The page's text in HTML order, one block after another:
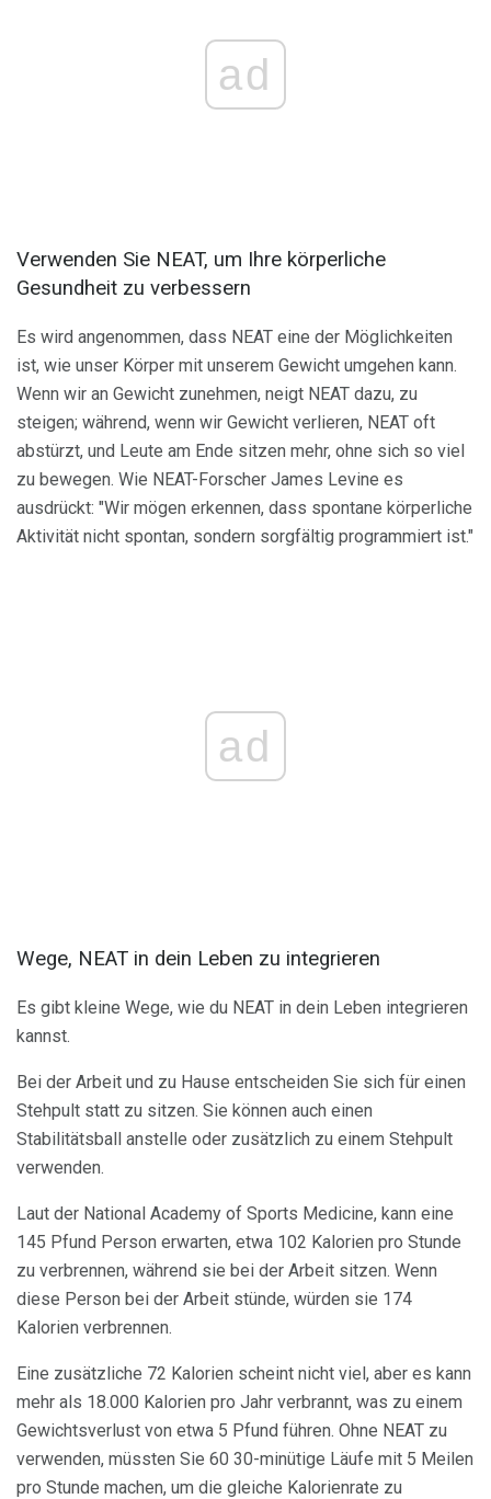
ad
Verwenden Sie NEAT, um Ihre körperliche
Gesundheit zu verbessern
Es wird angenommen, dass NEAT eine der Möglichkeiten
ist, wie unser Körper mit unserem Gewicht umgehen kann.
Wenn wir an Gewicht zunehmen, neigt NEAT dazu, zu
steigen; während, wenn wir Gewicht verlieren, NEAT oft
abstürzt, und Leute am Ende sitzen mehr, ohne sich so viel
zu bewegen. Wie NEAT-Forscher James Levine es
ausdrückt: "Wir mögen erkennen, dass spontane körperliche
Aktivität nicht spontan, sondern sorgfältig programmiert ist."
ad
Wege, NEAT in dein Leben zu integrieren
Es gibt kleine Wege, wie du NEAT in dein Leben integrieren
kannst.
Bei der Arbeit und zu Hause entscheiden Sie sich für einen
Stehpult statt zu sitzen. Sie können auch einen
Stabilitätsball anstelle oder zusätzlich zu einem Stehpult
verwenden.
Laut der National Academy of Sports Medicine, kann eine
145 Pfund Person erwarten, etwa 102 Kalorien pro Stunde
zu verbrennen, während sie bei der Arbeit sitzen. Wenn
diese Person bei der Arbeit stünde, würden sie 174
Kalorien verbrennen.
Eine zusätzliche 72 Kalorien scheint nicht viel, aber es kann
mehr als 18.000 Kalorien pro Jahr verbrannt, was zu einem
Gewichtsverlust von etwa 5 Pfund führen. Ohne NEAT zu
verwenden, müssten Sie 60 30-minütige Läufe mit 5 Meilen
pro Stunde machen, um die gleiche Kalorienrate zu